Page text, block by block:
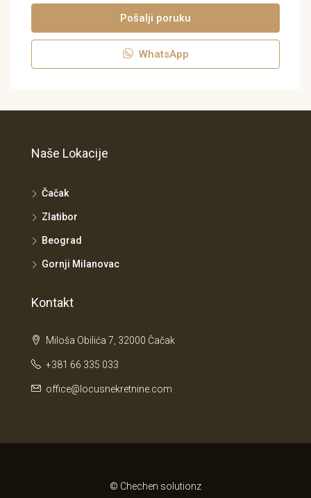
Pošalji poruku
WhatsApp
Naše Lokacije
Čačak
Zlatibor
Beograd
Gornji Milanovac
Kontakt
Miloša Obilića 7, 32000 Čačak
+381 66 335 033
office@locusnekretnine.com
© Chechen solutionz